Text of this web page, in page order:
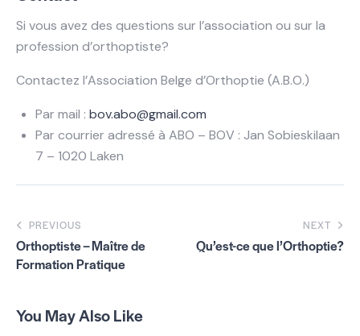
Si vous avez des questions sur l’association ou sur la
profession d’orthoptiste?
Contactez l’Association Belge d’Orthoptie (A.B.O.)
Par mail : bov.abo@gmail.com
Par courrier adressé à ABO – BOV : Jan Sobieskilaan
7 – 1020 Laken
PREVIOUS
Orthoptiste – Maître de
Formation Pratique
NEXT
Qu’est-ce que l’Orthoptie?
You May Also Like